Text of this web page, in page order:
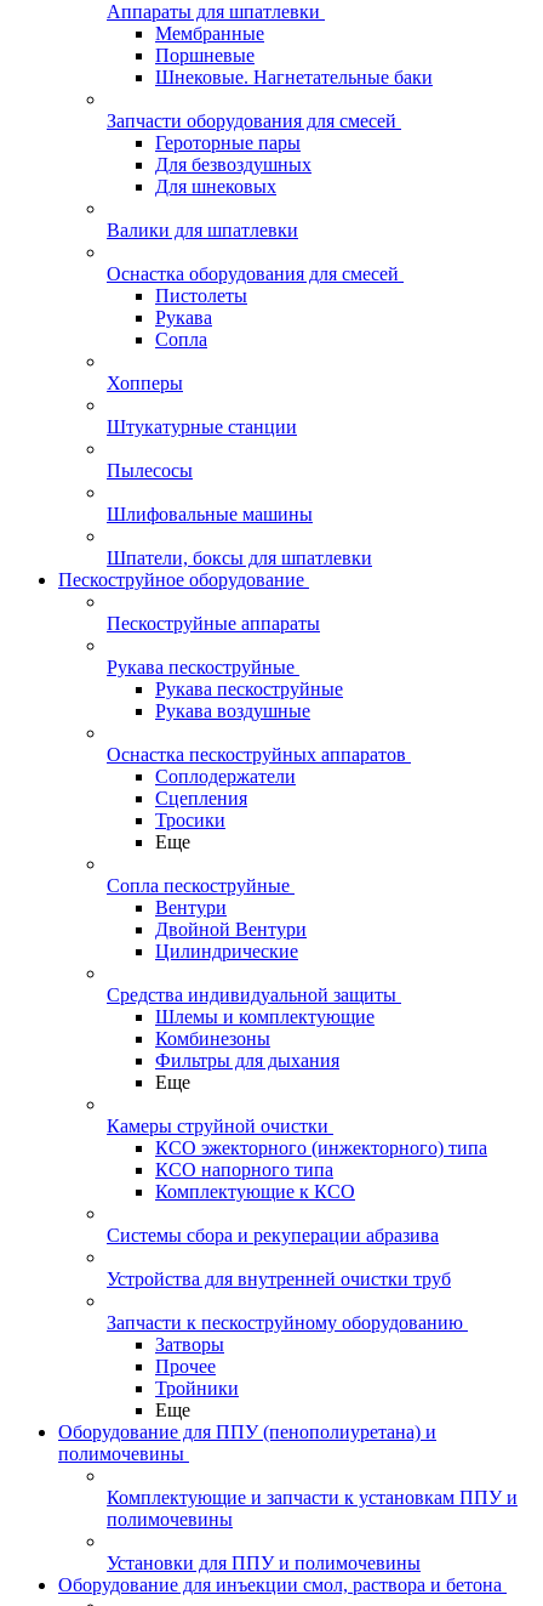
Аппараты для шпатлевки
Мембранные
Поршневые
Шнековые. Нагнетательные баки
Запчасти оборудования для смесей
Героторные пары
Для безвоздушных
Для шнековых
Валики для шпатлевки
Оснастка оборудования для смесей
Пистолеты
Рукава
Сопла
Хопперы
Штукатурные станции
Пылесосы
Шлифовальные машины
Шпатели, боксы для шпатлевки
Пескоструйное оборудование
Пескоструйные аппараты
Рукава пескоструйные
Рукава пескоструйные
Рукава воздушные
Оснастка пескоструйных аппаратов
Соплодержатели
Сцепления
Тросики
Еще
Сопла пескоструйные
Вентури
Двойной Вентури
Цилиндрические
Средства индивидуальной защиты
Шлемы и комплектующие
Комбинезоны
Фильтры для дыхания
Еще
Камеры струйной очистки
КСО эжекторного (инжекторного) типа
КСО напорного типа
Комплектующие к КСО
Системы сбора и рекуперации абразива
Устройства для внутренней очистки труб
Запчасти к пескоструйному оборудованию
Затворы
Прочее
Тройники
Еще
Оборудование для ППУ (пенополиуретана) и
полимочевины
Комплектующие и запчасти к установкам ППУ и
полимочевины
Установки для ППУ и полимочевины
Оборудование для инъекции смол, раствора и бетона